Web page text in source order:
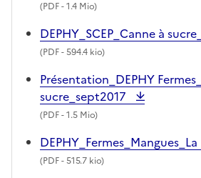
(PDF- 1.4 Mio)
DEPHY_SCEP_Canne à
(PDF- 594.4 kio)
Présentation_DEPHY
sucre_sept2017
(PDF- 1.5 Mio)
(PDF- 515.7 kio)